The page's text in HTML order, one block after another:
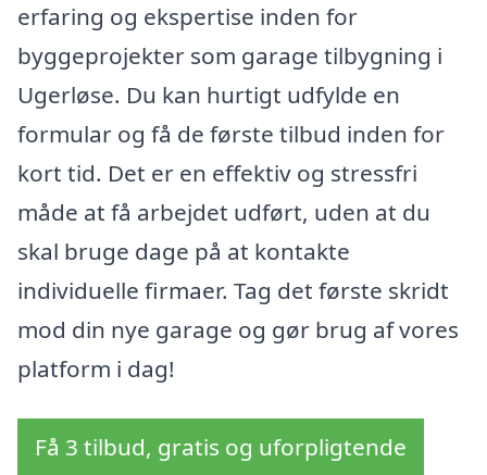
erfaring og ekspertise inden for
byggeprojekter som garage tilbygning i
Ugerløse. Du kan hurtigt udfylde en
formular og få de første tilbud inden for
kort tid. Det er en effektiv og stressfri
måde at få arbejdet udført, uden at du
skal bruge dage på at kontakte
individuelle firmaer. Tag det første skridt
mod din nye garage og gør brug af vores
platform i dag!
Få 3 tilbud, gratis og uforpligtende